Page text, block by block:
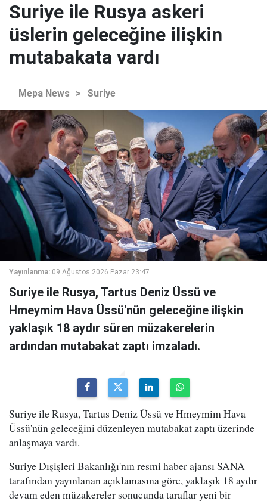
Suriye ile Rusya askeri
üslerin geleceğine ilişkin
mutabakata vardı
Mepa News > Suriye
Yayınlanma: 09 Ağustos 2026 Pazar 23:47
Suriye ile Rusya, Tartus Deniz Üssü ve
Hmeymim Hava Üssü'nün geleceğine ilişkin
yaklaşık 18 aydır süren müzakerelerin
ardından mutabakat zaptı imzaladı.
Suriye ile Rusya, Tartus Deniz Üssü ve Hmeymim Hava
Üssü'nün geleceğini düzenleyen mutabakat zaptı üzerinde
anlaşmaya vardı.
Suriye Dışişleri Bakanlığı'nın resmi haber ajansı SANA
tarafından yayınlanan açıklamasına göre, yaklaşık 18 aydır
devam eden müzakereler sonucunda taraflar yeni bir